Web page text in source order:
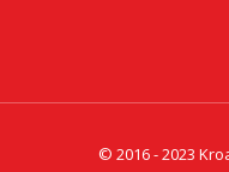
© 2016 - 2023